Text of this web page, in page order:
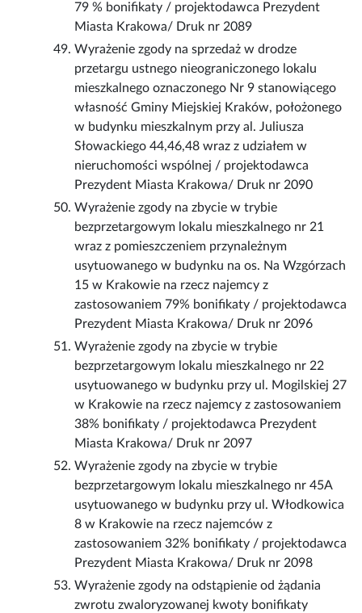
79 % bonifikaty / projektodawca Prezydent
Miasta Krakowa/ Druk nr 2089
Wyrażenie zgody na sprzedaż w drodze
przetargu ustnego nieograniczonego lokalu
mieszkalnego oznaczonego Nr 9 stanowiącego
własność Gminy Miejskiej Kraków, położonego
w budynku mieszkalnym przy al. Juliusza
Słowackiego 44,46,48 wraz z udziałem w
nieruchomości wspólnej / projektodawca
Prezydent Miasta Krakowa/ Druk nr 2090
Wyrażenie zgody na zbycie w trybie
bezprzetargowym lokalu mieszkalnego nr 21
wraz z pomieszczeniem przynależnym
usytuowanego w budynku na os. Na Wzgórzach
15 w Krakowie na rzecz najemcy z
zastosowaniem 79% bonifikaty / projektodawca
Prezydent Miasta Krakowa/ Druk nr 2096
Wyrażenie zgody na zbycie w trybie
bezprzetargowym lokalu mieszkalnego nr 22
usytuowanego w budynku przy ul. Mogilskiej 27
w Krakowie na rzecz najemcy z zastosowaniem
38% bonifikaty / projektodawca Prezydent
Miasta Krakowa/ Druk nr 2097
Wyrażenie zgody na zbycie w trybie
bezprzetargowym lokalu mieszkalnego nr 45A
usytuowanego w budynku przy ul. Włodkowica
8 w Krakowie na rzecz najemców z
zastosowaniem 32% bonifikaty / projektodawca
Prezydent Miasta Krakowa/ Druk nr 2098
Wyrażenie zgody na odstąpienie od żądania
zwrotu zwaloryzowanej kwoty bonifikaty